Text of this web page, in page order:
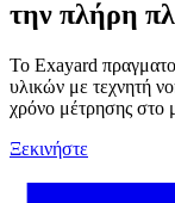
την πλήρη
Το Exayard
υλικών με τεχνητή
χρόνο μέτρησης στο
Ξεκινήστε